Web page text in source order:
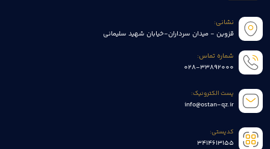
نشانی:
قزوین - میدان سرداران-خیابان شهید سلیمانی
شماره تماس:
028-33892000
پست الکترونیک:
info@ostan-qz.ir
کدپستی:
3414613155